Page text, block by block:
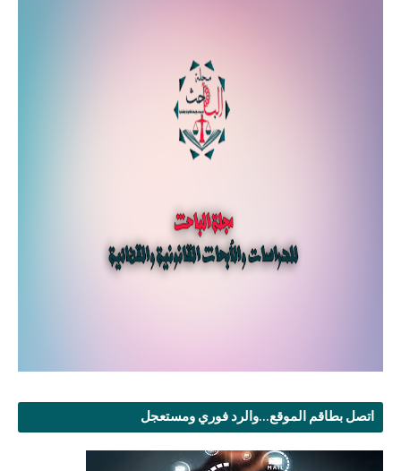
اتصل بطاقم الموقع...والرد فوري ومستعجل